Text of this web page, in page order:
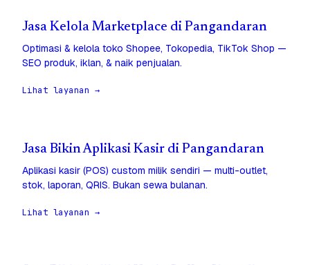
Jasa Kelola Marketplace di Pangandaran
Optimasi & kelola toko Shopee, Tokopedia, TikTok Shop —
SEO produk, iklan, & naik penjualan.
Lihat layanan →
Jasa Bikin Aplikasi Kasir di Pangandaran
Aplikasi kasir (POS) custom milik sendiri — multi-outlet,
stok, laporan, QRIS. Bukan sewa bulanan.
Lihat layanan →